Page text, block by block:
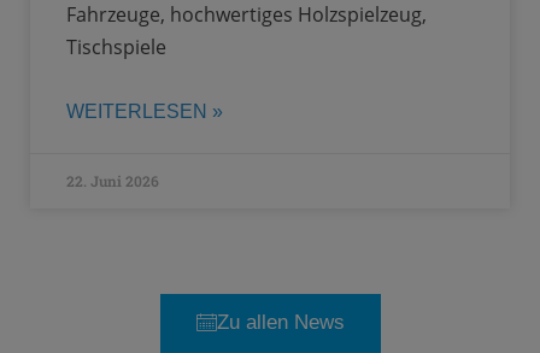
Fahrzeuge, hochwertiges Holzspielzeug,
Tischspiele
WEITERLESEN »
22. Juni 2026
Zu allen News